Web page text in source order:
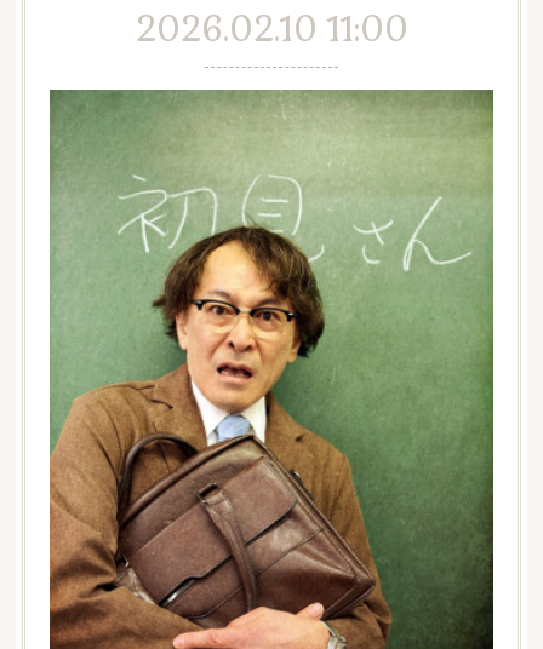
2026.02.10 11:00